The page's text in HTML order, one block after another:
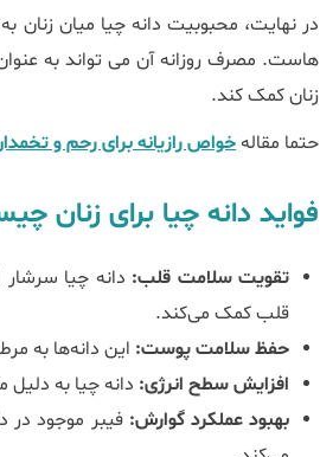
در نهایت، محبوبیت دانه چیا میان
‌هاست. مصرف روزانه آن می ‌تواند به
زنان کمک کند.
حتما مقالهخواص رازیانه برای رحم و
فواید دانه چیا برای زنان
تقویت سلامت قلب:
قلب کمک می‌کند.
حفظ سلامت پوست: این دانه‌ها به
افزایش سطح انرژی: دانه چیا به دلیل
بهبود عملکرد گوارش: فیبر موجود در